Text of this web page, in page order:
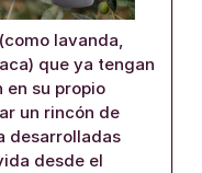
lavanda,
que ya tengan
en su propio
un rincón de
desarrolladas
desde el